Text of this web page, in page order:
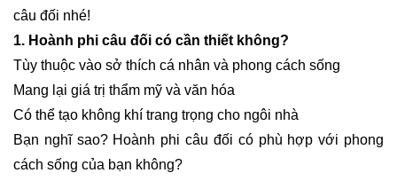
câu đối nhé!
1. Hoành phi câu đối có cần thiết không?
Tùy thuộc vào sở thích cá nhân và phong cách sống
Mang lại giá trị thẩm mỹ và văn hóa
Có thể tạo không khí trang trọng cho ngôi nhà
Bạn nghĩ sao? Hoành phi câu đối có phù hợp với phong
cách sống của bạn không?